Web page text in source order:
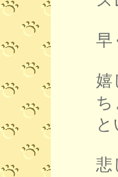
早
嬉
悲